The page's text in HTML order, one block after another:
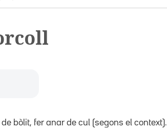
bòlit, fer anar de cul (segons el context).